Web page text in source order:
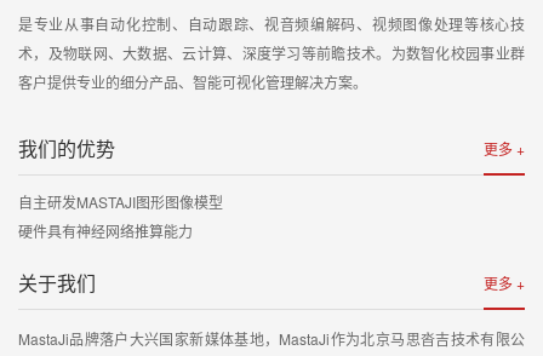
是专业从事自动化控制、自动跟踪、视音频编解码、视频图像处理等核心技
术，及物联网、大数据、云计算、深度学习等前瞻技术。为数智化校园事业群
客户提供专业的细分产品、智能可视化管理解决方案。
更多 +
我们的优势
自主研发MASTAJI图形图像模型
硬件具有神经网络推算能力
更多 +
关于我们
MastaJi品牌落户大兴国家新媒体基地，MastaJi作为北京马思沓吉技术有限公